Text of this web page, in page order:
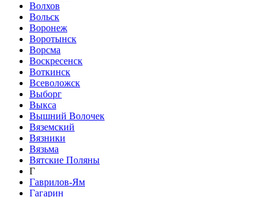
Волхов
Вольск
Воронеж
Воротынск
Ворсма
Воскресенск
Воткинск
Всеволожск
Выборг
Выкса
Вышний Волочек
Вяземский
Вязники
Вязьма
Вятские Поляны
Г
Гаврилов-Ям
Гагарин